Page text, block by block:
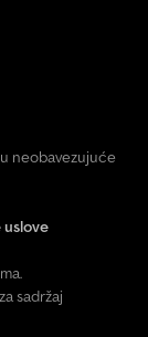
neobavezujuće
uslove
sadržaj